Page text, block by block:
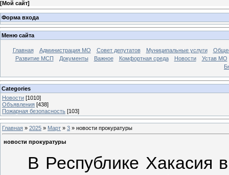
[Мой сайт]
Форма входа
Меню сайта
Главная Администрация МО Совет депутатов Муниципальные услуги
Развитие МСП
Документы Важное Комфортная среда Новости
Устав МО
Categories
Новости [1010]
Объявления [438]
Пожарная безопасность [103]
Главная » 2025 » Март » 3 » новости прокуратуры
новости прокуратуры
В Республике Хакасия